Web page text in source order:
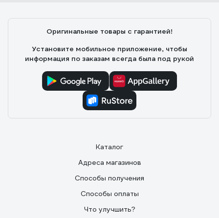
Оригинальные товары с гарантией!
Установите мобильное приложение, чтобы
информация по заказам всегда была под рукой
Каталог
Адреса магазинов
Способы получения
Способы оплаты
Что улучшить?